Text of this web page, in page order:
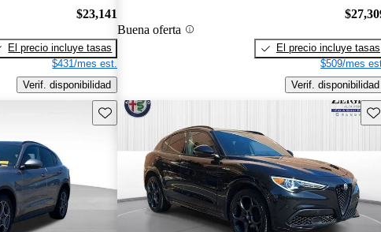
$23,141
El precio incluye tasas
$431/mes est.
Verif. disponibilidad
Buena oferta
El precio incluye tasas
$509/mes
Verif. disponibilidad
Guarda este Aviso